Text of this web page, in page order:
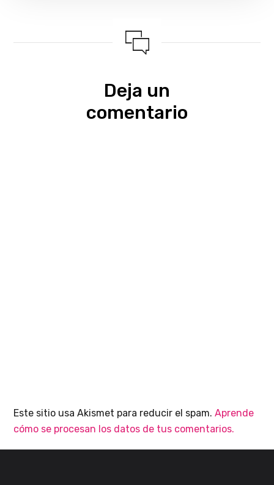
Deja un
comentario
Este sitio usa Akismet para reducir el spam.Aprende
cómo se procesan los datos de tus comentarios.